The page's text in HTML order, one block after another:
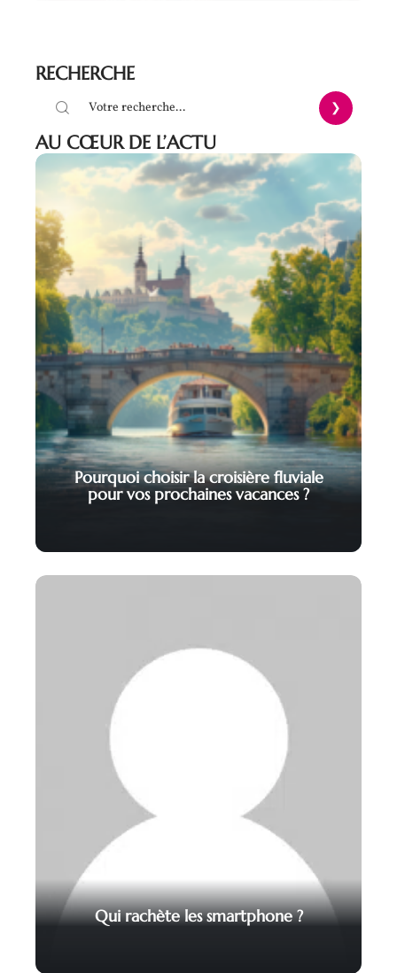
RECHERCHE
AU CŒUR DE L’ACTU
Pourquoi choisir la croisière fluviale
pour vos prochaines vacances ?
Qui rachète les smartphone ?